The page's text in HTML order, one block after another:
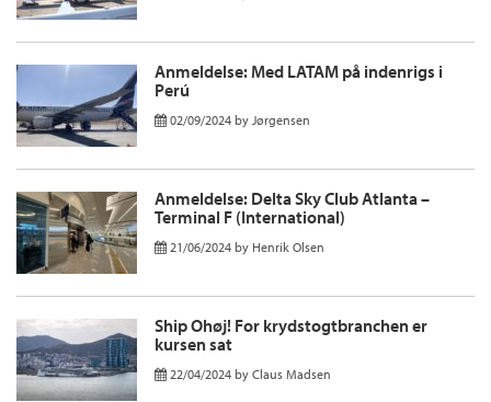
Anmeldelse: Med LATAM på indenrigs i
Perú
02/09/2024 by Jørgensen
Anmeldelse: Delta Sky Club Atlanta –
Terminal F (International)
21/06/2024 by Henrik Olsen
Ship Ohøj! For krydstogtbranchen er
kursen sat
22/04/2024 by Claus Madsen